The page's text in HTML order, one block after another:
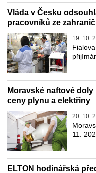
Vláda v Česku
pracovníků ze
19. 10.
Moravské naftové
ceny plynu a elektřiny
20. 10.
11.
ELTON hodinářská